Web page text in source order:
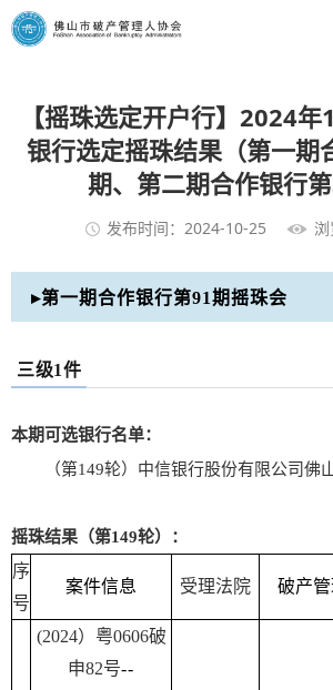
【摇珠选定开户行】2024
银行选定摇珠结果（第一期
期、第二期合作银行第
发布时间：2024-10-25
▸第一期合作银行第91期摇珠会
三级1件
本期可选银行名单：
（第149轮）中信银行股份有限公司佛
摇珠结果（第149轮）：
序
号
案件信息 受理法院 破产管
(2024）粤0606破
申82号--